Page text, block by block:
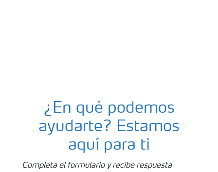
¿En qué podemos
ayudarte? Estamos
aquí para ti
Completa el formulario y recibe respuesta